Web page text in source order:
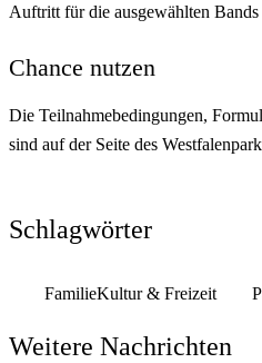
Auftritt für die ausgewählten Bands
Chance nutzen
Die Teilnahmebedingungen,
sind auf der Seite des
Schlagwörter
FamilieKultur & Freizeit
Weitere Nachrichten